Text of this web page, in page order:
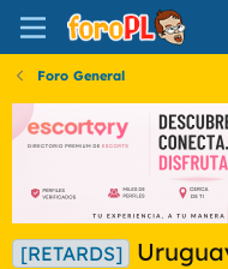
Foro General
[RETARDS]